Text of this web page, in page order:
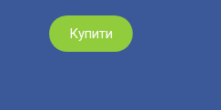
Купити